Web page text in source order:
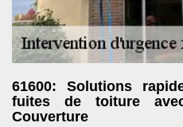
61600: Solutions
fuites de toiture
Couverture